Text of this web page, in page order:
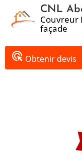
contenu
principal
CNL
Couvreur
façade
ads_click Obtenir devis